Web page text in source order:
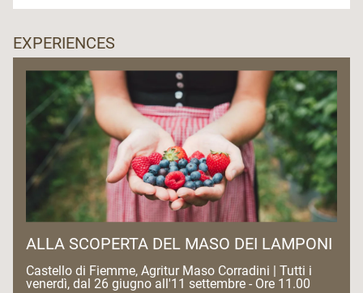
EXPERIENCES
ALLA SCOPERTA DEL MASO DEI LAMPONI
Castello di Fiemme, Agritur Maso Corradini | Tutti i
venerdì, dal 26 giugno all'11 settembre - Ore 11.00